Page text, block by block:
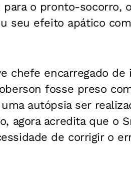
o pronto-socorro,
seu efeito apático
chefe encarregado de
fosse preso
autópsia ser
agora acredita que o
de corrigir o